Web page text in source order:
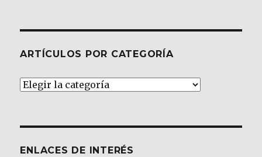
ARTÍCULOS POR CATEGORÍA
Artículos
ENLACES DE INTERÉS